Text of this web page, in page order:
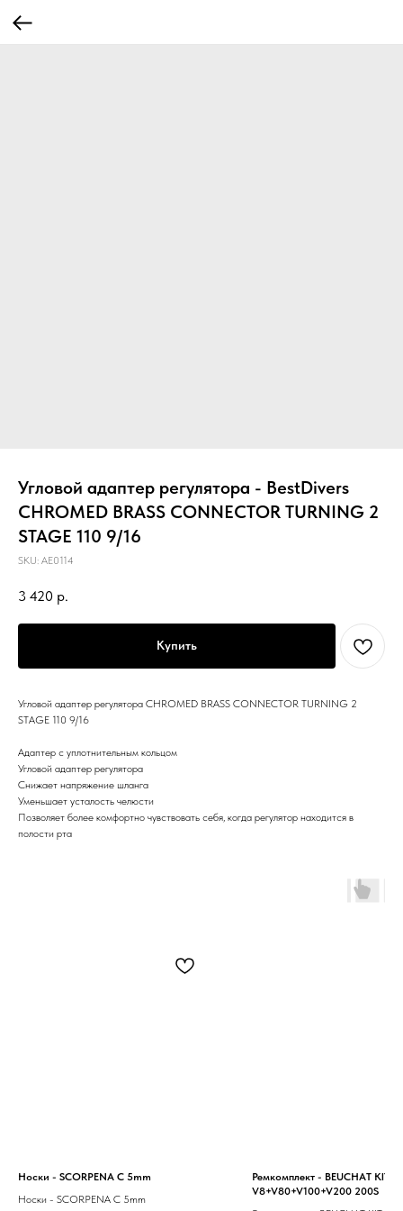
Угловой адаптер регулятора - BestDivers
CHROMED BRASS CONNECTOR TURNING 2
STAGE 110 9/16
SKU: AE0114
3 420 р.
Купить
Угловой адаптер регулятора CHROMED BRASS CONNECTOR TURNING 2
STAGE 110 9/16
Адаптер с уплотнительным кольцом
Угловой адаптер регулятора
Снижает напряжение шланга
Уменьшает усталость челюсти
Позволяет более комфортно чувствовать себя, когда регулятор находится в
полости рта
Носки - SCORPENA C 5mm
Носки - SCORPENA C 5mm
Ремкомплект - BEUCHAT KIT
V8+V80+V100+V200 200S